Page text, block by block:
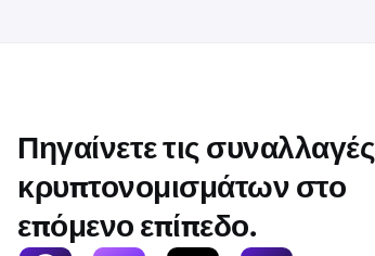
Πηγαίνετε τις συναλλαγές
κρυπτονομισμάτων στο
επόμενο επίπεδο.